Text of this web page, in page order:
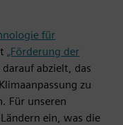
für
„Förderung der
abzielt, das
zu
Für unseren
ein, was die